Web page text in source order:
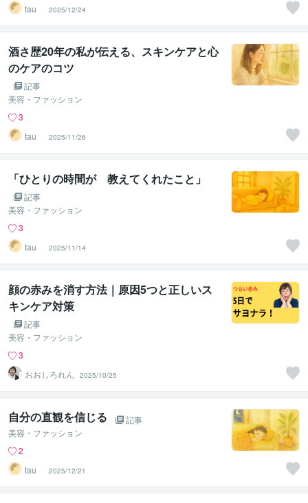
tau _
2025/12/24
酒さ歴20年の私が伝える、スキンケアと心
のケアのコツ
記事
美容・ファッション
3
tau _
2025/11/26
「ひとりの時間が 教えてくれたこと」
記事
美容・ファッション
3
tau _
2025/11/14
顔の赤みを消す方法｜原因5つと正しいス
キンケア対策
記事
美容・ファッション
3
おおしろれん
2025/10/25
自分の直観を信じる
記事
美容・ファッション
2
tau _
2025/12/21